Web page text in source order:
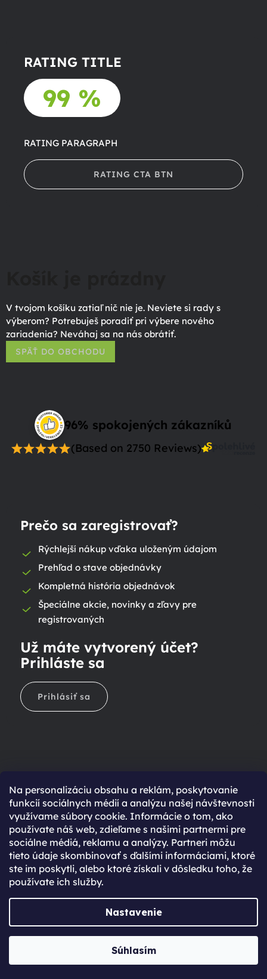
Na personalizáciu obsahu a reklám, poskytovanie
funkcií sociálnych médií a analýzu našej návštevnosti
využívame súbory cookie. Informácie o tom, ako
používate náš web, zdieľame s našimi partnermi pre
sociálne médiá, reklamu a analýzy. Partneri môžu
tieto údaje skombinovať s ďalšími informáciami, ktoré
ste im poskytli, alebo ktoré získali v dôsledku toho, že
používate ich služby.
Nastavenie
Súhlasím
RATING TITLE
99 %
RATING PARAGRAPH
RATING CTA BTN
V tvojom košíku zatiaľ nič nie je. Neviete si rady s
výberom? Potrebuješ poradiť pri výbere nového
zariadenia? Neváhaj sa na nás obrátiť.
SPÄŤ DO OBCHODU
96% spokojených zákazníků
(Based on 2750 Reviews)
Prečo sa zaregistrovať?
Rýchlejší nákup vďaka uloženým údajom
Prehľad o stave objednávky
Kompletná história objednávok
Špeciálne akcie, novinky a zľavy pre
registrovaných
Už máte vytvorený účet?
Prihláste sa
Prihlásiť sa
Ešte nemáte účet?
Rýchlejší nákup vďaka uloženým údajom
Prehľad o stave objednávky
Kompletná história objednávok
Špeciálne akcie, novinky a zľavy pre registrovaných
Vytvoril Shoptet Premium
JabkoLevně.sk. Všetky práva vyhradené.